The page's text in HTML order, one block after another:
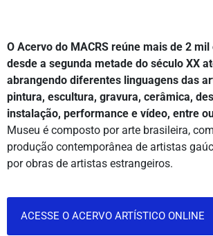
O Acervo do MACRS reúne mais de 2
desde a segunda metade do século XX
abrangendo diferentes linguagens das
pintura, escultura, gravura, cerâmica,
instalação, performance e vídeo, entre
Museu é composto por arte brasileira,
produção contemporânea de artistas
por obras de artistas estrangeiros.
ACESSE O ACERVO ARTÍSTICO ONLINE